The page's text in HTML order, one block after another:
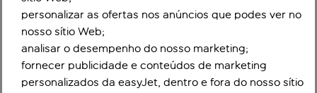
personalizar as ofertas nos anúncios que podes ver no
nosso sítio Web;
analisar o desempenho do nosso marketing;
fornecer publicidade e conteúdos de marketing
personalizados da easyJet, dentro e fora do nosso sítio